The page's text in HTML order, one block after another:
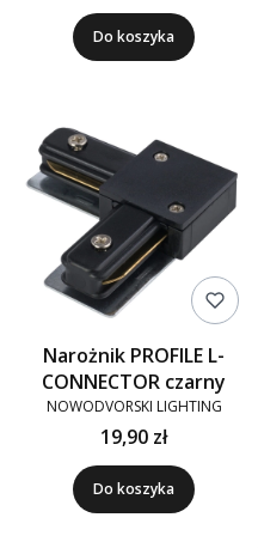
Do koszyka
Narożnik PROFILE L-
CONNECTOR czarny
NOWODVORSKI LIGHTING
19,90 zł
Do koszyka